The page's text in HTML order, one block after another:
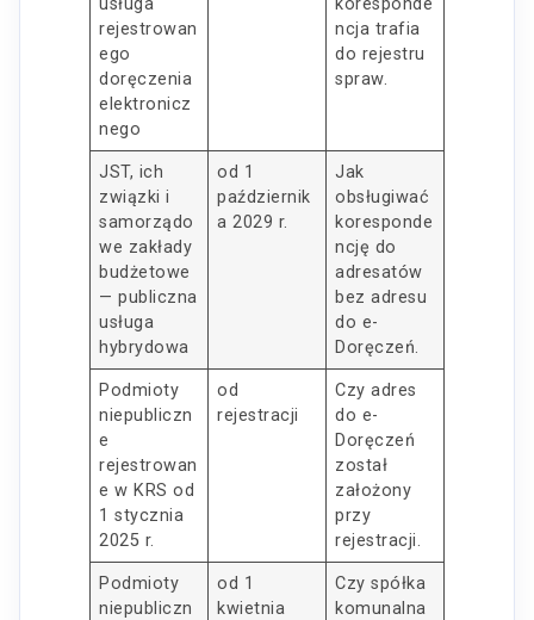
rejestrowan
ego
doręczenia
elektronicz
nego
ncja trafia
do rejestru
spraw.
JST, ich
związki i
samorządo
we zakłady
budżetowe
— publiczna
usługa
hybrydowa
od 1
październik
a 2029 r.
Jak
obsługiwać
koresponde
ncję do
adresatów
bez adresu
do e-
Doręczeń.
Podmioty
niepubliczn
e
rejestrowan
e w KRS od
1 stycznia
2025 r.
od
rejestracji
Czy adres
do e-
Doręczeń
został
założony
przy
rejestracji.
Podmioty
niepubliczn
od 1
kwietnia
Czy spółka
komunalna